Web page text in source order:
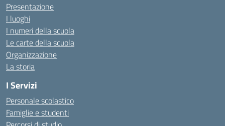
Presentazione
I luoghi
I numeri della scuola
Le carte della scuola
Organizzazione
La storia
I Servizi
Personale scolastico
Famiglie e studenti